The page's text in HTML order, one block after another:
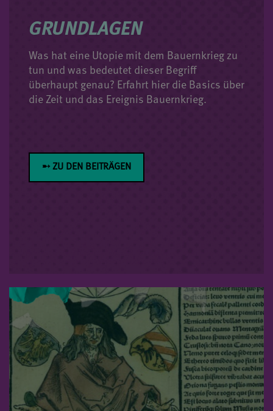
GRUNDLAGEN
Was hat eine Utopie mit dem Bauernkrieg zu
tun und was bedeutet dieser Begriff
überhaupt genau? Erfahrt hier die Basics über
die Zeit und das Ereignis Bauernkrieg.
➸ ZU DEN BEITRÄGEN